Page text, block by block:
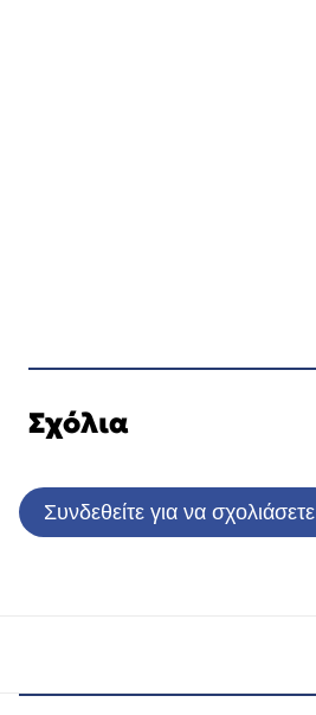
Σχόλια
Συνδεθείτε για να σχολιάσετε